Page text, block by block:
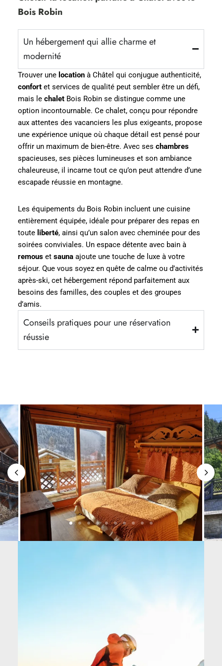
Bois Robin
Un hébergement qui allie charme et
modernité
Trouver une locationà Châtel qui conjugue authenticité,
confortet services de qualité peut sembler être un défi,
mais le chaletBois Robin se distingue comme une
option incontournable. Ce chalet, conçu pour répondre
aux attentes des vacanciers les plus exigeants, propose
une expérience unique où chaque détail est pensé pour
offrir un maximum de bien-être. Avec ses chambres
spacieuses, ses pièces lumineuses et son ambiance
chaleureuse, il incarne tout ce qu’on peut attendre d’une
escapade réussie en montagne.
Les équipements du Bois Robin incluent une cuisine
entièrement équipée, idéale pour préparer des repas en
toute liberté, ainsi qu’un salon avec cheminée pour des
soirées conviviales. Un espace détente avec bain à
remouset saunaajoute une touche de luxe à votre
séjour. Que vous soyez en quête de calme ou d’activités
après-ski, cet hébergement répond parfaitement aux
besoins des familles, des couples et des groupes
d’amis.
Conseils pratiques pour une réservation
réussie